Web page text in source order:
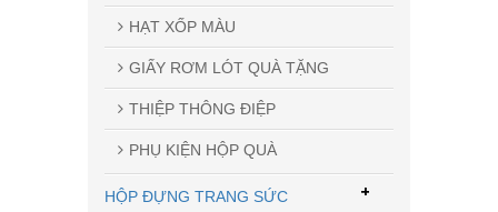
HẠT XỐP MÀU
GIẤY RƠM LÓT QUÀ TẶNG
THIỆP THÔNG ĐIỆP
PHỤ KIỆN HỘP QUÀ
HỘP ĐỰNG TRANG SỨC +